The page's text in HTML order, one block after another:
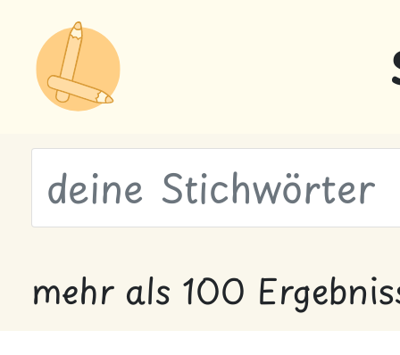
mehr als 100
wähle Labels